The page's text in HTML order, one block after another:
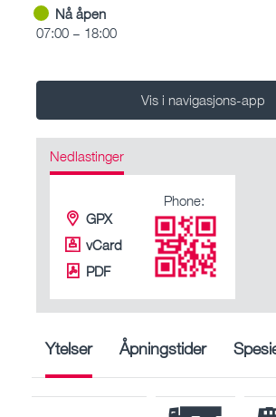
Nå åpen
07:00 – 18:00
Vis i navigasjons-app
Nedlastinger
GPX
vCard
PDF
Phone:
Ytelser Åpningstider